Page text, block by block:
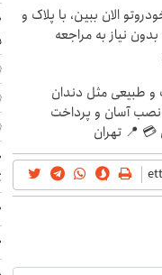
الان ببین، با پلاک و
نیاز به مراجعه
طبیعی مثل دندان
آسان و پرداخت
📍 تهران